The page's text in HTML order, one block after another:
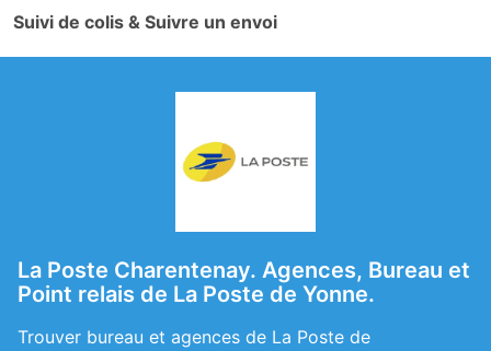
Suivi de colis & Suivre un envoi
La Poste Charentenay. Agences, Bureau et
Point relais de La Poste de Yonne.
Trouver bureau et agences de La Poste de